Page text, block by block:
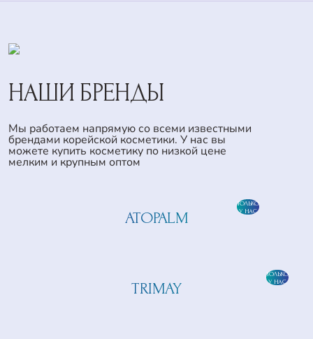
НАШИ БРЕНДЫ
Мы работаем напрямую со всеми известными
брендами корейской косметики. У нас вы
можете купить косметику по низкой цене
мелким и крупным оптом
ATOPALM
ТОЛЬКО
У НАС
TRIMAY
ТОЛЬКО
У НАС